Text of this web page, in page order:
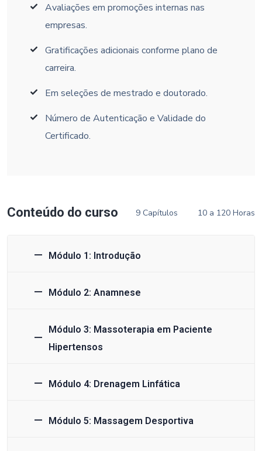
Avaliações em promoções internas nas
empresas.
Gratificações adicionais conforme plano de
carreira.
Em seleções de mestrado e doutorado.
Número de Autenticação e Validade do
Certificado.
Conteúdo do curso 9 Capítulos 10 a 120 Horas
Módulo 1: Introdução
Módulo 2: Anamnese
Módulo 3: Massoterapia em Paciente
Hipertensos
Módulo 4: Drenagem Linfática
Módulo 5: Massagem Desportiva